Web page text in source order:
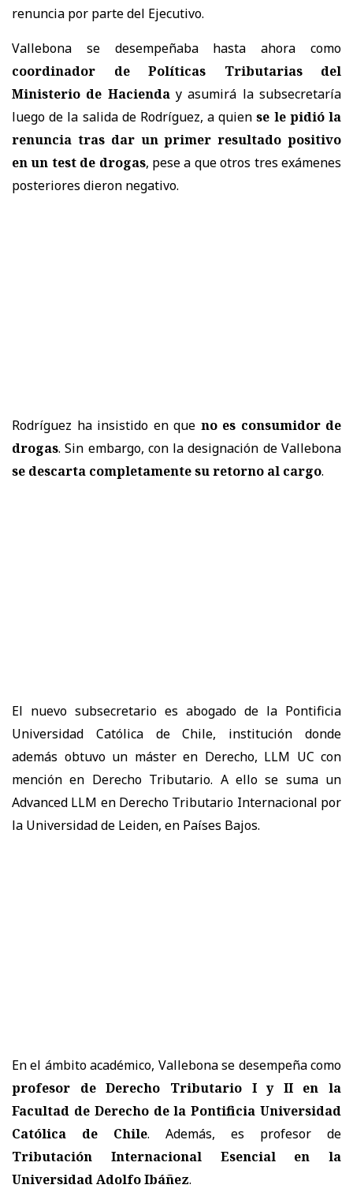
renuncia por parte del Ejecutivo.
Vallebona se desempeñaba hasta ahora como
coordinador de Políticas Tributarias del
Ministerio de Hacienday asumirá la subsecretaría
luego de la salida de Rodríguez, a quiense le pidió la
renuncia tras dar un primer resultado positivo
en un test de drogas, pese a que otros tres exámenes
posteriores dieron negativo.
Rodríguez ha insistido en que no es consumidor de
drogas. Sin embargo, con la designación de Vallebona
se descarta completamente su retorno al cargo.
El nuevo subsecretario es abogado de la Pontificia
Universidad Católica de Chile, institución donde
además obtuvo un máster en Derecho, LLM UC con
mención en Derecho Tributario. A ello se suma un
Advanced LLM en Derecho Tributario Internacional por
la Universidad de Leiden, en Países Bajos.
En el ámbito académico, Vallebona se desempeña como
profesor de Derecho Tributario I y II en la
Facultad de Derecho de la Pontificia Universidad
Católica de Chile. Además, es profesor de
Tributación Internacional Esencial en la
Universidad Adolfo Ibáñez.